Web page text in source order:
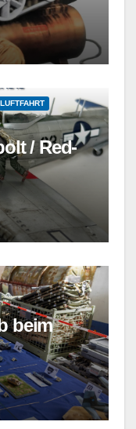
LUFTFAHRT
/ Red-
beim